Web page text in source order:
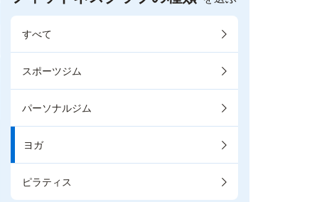
すべて
スポーツジム
パーソナルジム
ヨガ
ピラティス